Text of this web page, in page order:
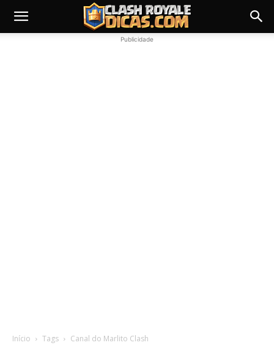
Publicidade
Início Tags Canal do Marlito Clash